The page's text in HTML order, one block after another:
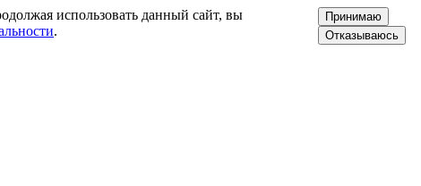
использовать данный сайт, вы
.
Принимаю
Отказываюсь